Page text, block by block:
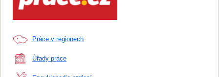
Práce v regionech
Úřady práce